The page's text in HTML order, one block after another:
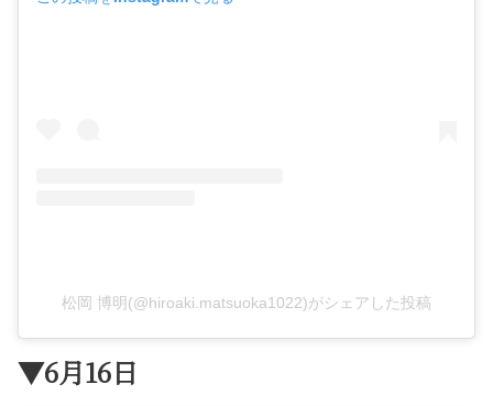
松岡 博明(@hiroaki.matsuoka1022)がシェアした投稿
▼6月16日